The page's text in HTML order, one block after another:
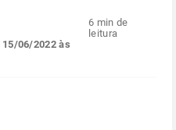
15/06/2022 às
6 min de
leitura